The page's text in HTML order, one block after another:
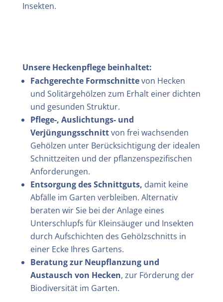
Insekten.
Unsere Heckenpflege beinhaltet:
Fachgerechte Formschnittevon Hecken
und Solitärgehölzen zum Erhalt einer dichten
und gesunden Struktur.
Pflege-, Auslichtungs- und
Verjüngungsschnittvon frei wachsenden
Gehölzen unter Berücksichtigung der idealen
Schnittzeiten und der pflanzenspezifischen
Anforderungen.
Entsorgung des Schnittguts, damit keine
Abfälle im Garten verbleiben. Alternativ
beraten wir Sie bei der Anlage eines
Unterschlupfs für Kleinsäuger und Insekten
durch Aufschichten des Gehölzschnitts in
einer Ecke Ihres Gartens.
Beratung zur Neupflanzung und
Austausch von Hecken, zur Förderung der
Biodiversität im Garten.